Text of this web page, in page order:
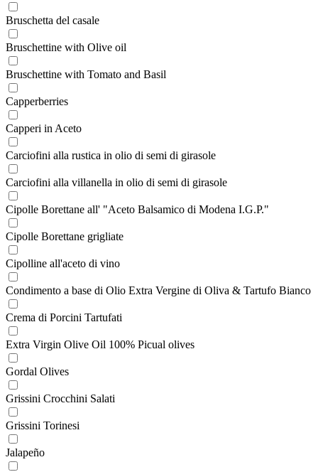
Bruschetta del casale
Bruschettine with Olive oil
Bruschettine with Tomato and Basil
Capperberries
Capperi in Aceto
Carciofini alla rustica in olio di semi di girasole
Carciofini alla villanella in olio di semi di girasole
Cipolle Borettane all' "Aceto Balsamico di Modena I.G.P."
Cipolle Borettane grigliate
Cipolline all'aceto di vino
Condimento a base di Olio Extra Vergine di Oliva & Tartufo Bianco
Crema di Porcini Tartufati
Extra Virgin Olive Oil 100% Picual olives
Gordal Olives
Grissini Crocchini Salati
Grissini Torinesi
Jalapeño